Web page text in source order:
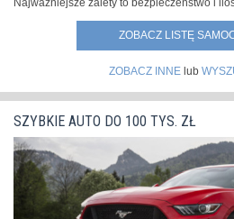
ZOBACZ LISTĘ
ZOBACZ INNElub
SZYBKIE AUTO DO 100 TYS. ZŁ